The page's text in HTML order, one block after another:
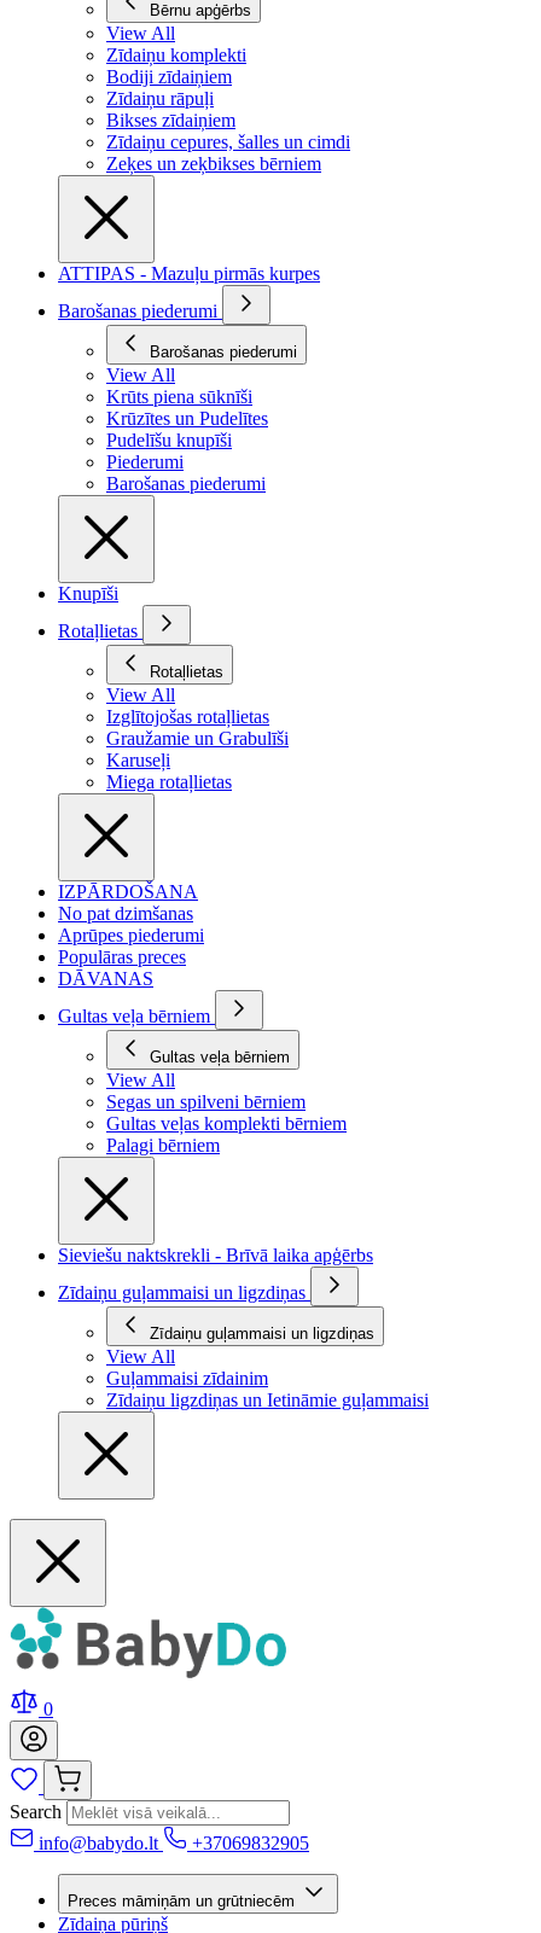
Bērnu apģērbs
View All
Zīdaiņu komplekti
Bodiji zīdaiņiem
Zīdaiņu rāpuļi
Bikses zīdaiņiem
Zīdaiņu cepures, šalles un cimdi
Zeķes un zeķbikses bērniem
ATTIPAS - Mazuļu pirmās kurpes
Barošanas piederumi
Barošanas piederumi
View All
Krūts piena sūknīši
Krūzītes un Pudelītes
Pudelīšu knupīši
Piederumi
Barošanas piederumi
Knupīši
Rotaļlietas
Rotaļlietas
View All
Izglītojošas rotaļlietas
Graužamie un Grabulīši
Karuseļi
Miega rotaļlietas
IZPĀRDOŠANA
No pat dzimšanas
Aprūpes piederumi
Populāras preces
DĀVANAS
Gultas veļa bērniem
Gultas veļa bērniem
View All
Segas un spilveni bērniem
Gultas veļas komplekti bērniem
Palagi bērniem
Sieviešu naktskrekli - Brīvā laika apģērbs
Zīdaiņu guļammaisi un ligzdiņas
Zīdaiņu guļammaisi un ligzdiņas
View All
Guļammaisi zīdainim
Zīdaiņu ligzdiņas un Ietināmie guļammaisi
0
Search
info@babydo.lt
+37069832905
Preces māmiņām un grūtniecēm
Zīdaiņa pūriņš